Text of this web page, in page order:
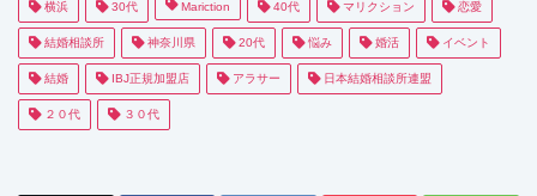
横浜 30代 Mariction 40代 マリクション 恋愛
結婚相談所 神奈川県 20代 悩み 婚活 イベント
結婚 IBJ正規加盟店 アラサー 日本結婚相談所連盟
２０代 ３０代